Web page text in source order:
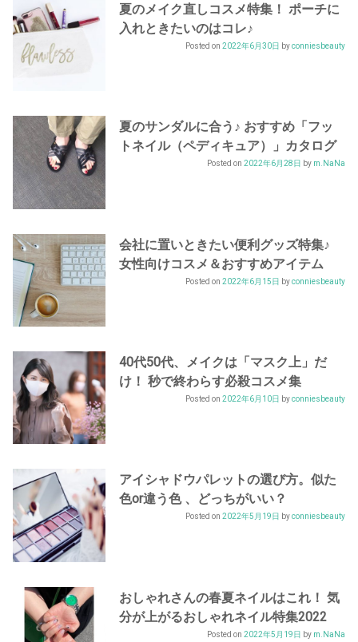
夏のメイク直しコスメ特集！ ポーチに
入れときたいのはコレ♪
Posted on 2022年6月30日 byconniesbeauty
夏のサンダルに合う♪ おすすめ「フッ
トネイル（ペディキュア）」カタログ
Posted on 2022年6月28日 by m.NaNa
会社に置いときたい便利グッズ特集♪
女性向けコスメ＆おすすめアイテム
Posted on 2022年6月15日 byconniesbeauty
40代50代、メイクは「マスク上」だ
け！ 秒で終わらす必殺コスメ集
Posted on 2022年6月10日 byconniesbeauty
アイシャドウパレットの選び方。似た
色or違う色 、どっちがいい？
Posted on 2022年5月19日 byconniesbeauty
おしゃれさんの春夏ネイルはこれ！ 気
分が上がるおしゃれネイル特集2022
Posted on 2022年5月19日 by m.NaNa